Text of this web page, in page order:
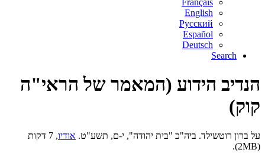
Français
English
Русский
Español
Deutsch
Search
הנדיב הידוע (המאמר של הראי"ה
קוק)
על ברון רוטשילד. ביה"כ "בית יהודה", י-ם, תשע"ט. אודיו
, 7 דקות
(2MB).